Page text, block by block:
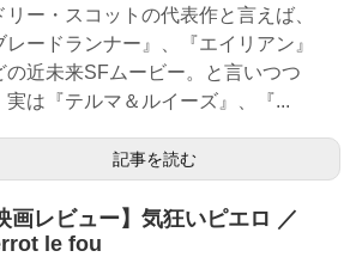
リー・スコットの代表作と言えば、
レードランナー』、『エイリアン』
の近未来SFムービー。と言いつつ
実は『テルマ＆ルイーズ』、『...
記事を読む
画レビュー】気狂いピエロ ／
le fou